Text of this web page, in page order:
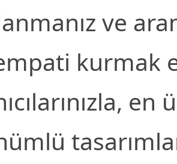
ve
kurmak